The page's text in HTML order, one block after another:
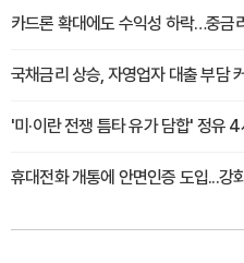
카드론 확대에도 수익성 하락…중금
국채금리 상승, 자영업자 대출 부담
'미·이란 전쟁 틈타 유가 담합' 정유
휴대전화 개통에 안면인증 도입...강